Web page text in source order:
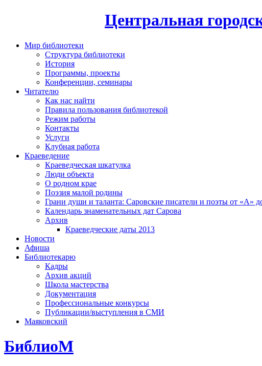
Центральная
Мир библиотеки
Структура библиотеки
История
Программы, проекты
Конференции, семинары
Читателю
Как нас найти
Правила пользования библиотекой
Режим работы
Контакты
Услуги
Клубная работа
Краеведение
Краеведческая шкатулка
Люди объекта
О родном крае
Поэзия малой родины
Грани души и таланта: Саровские писатели и поэты от «А»
Календарь знаменательных дат Сарова
Архив
Краеведческие даты 2013
Новости
Афиша
Библиотекарю
Кадры
Архив акций
Школа мастерства
Документация
Профессиональные конкурсы
Публикации/выступления в СМИ
Маяковский
БиблиоМ